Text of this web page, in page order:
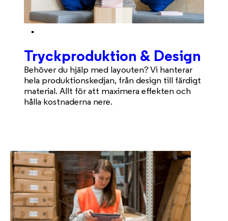
Tryckproduktion & Design
Behöver du hjälp med layouten? Vi hanterar
hela produktionskedjan, från design till färdigt
material. Allt för att maximera effekten och
hålla kostnaderna nere.